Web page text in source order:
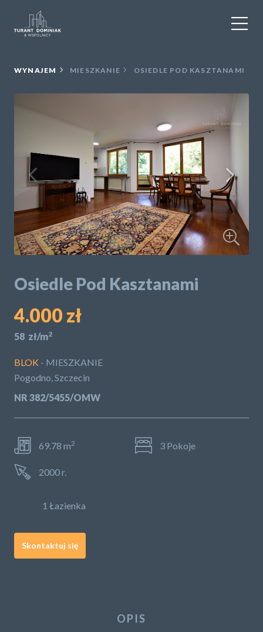
WYNAJEM
OBIEKTY KOMERCYJNE
DLA DEWELOPERÓW
USŁUGI DODATKOWE
O NAS
KONTAKT
POLITYKA PRYWATNOŚCI
WYNAJEM MIESZKANIE OSIEDLE POD KASZTANAMI
Osiedle Pod Kasztanami
4.000 zł
58 zł/m2
BLOK - MIESZKANIE
Pogodno, Szczecin
NR 382/5455/OMW
69.78 m2 3 Pokoje
2000 r.
1 Łazienka
Skontaktuj się
OPIS